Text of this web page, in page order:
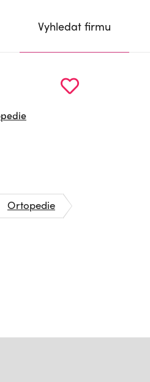
Vyhledat firmu
Ortopedie